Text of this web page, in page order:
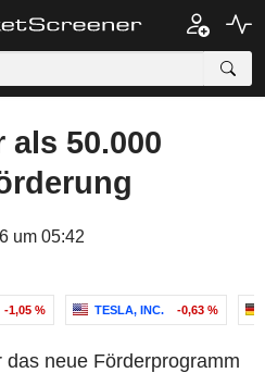
als 50.000
um 05:42
-1,05 % TESLA, INC. -0,63 %
neue Förderprogramm